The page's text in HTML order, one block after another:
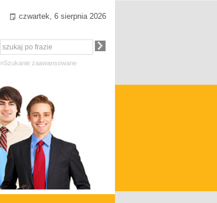
czwartek, 6 sierpnia 2026
»Szukanie zaawansowane